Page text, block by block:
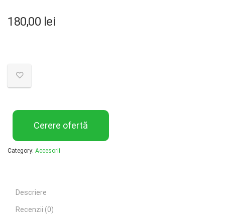
180,00 lei
Cerere ofertă
Category: Accesorii
Descriere
Recenzii (0)